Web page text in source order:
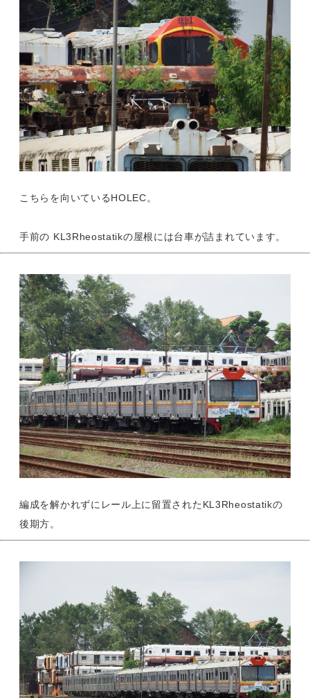
こちらを向いているHOLEC。
手前の KL3Rheostatikの屋根には台車が詰まれています。
編成を解かれずにレール上に留置されたKL3Rheostatikの
後期方。